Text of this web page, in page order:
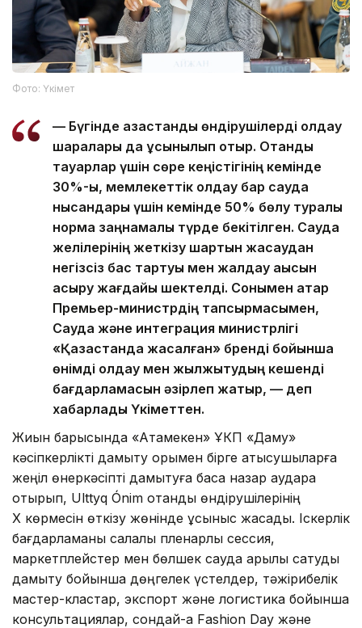
Фото: Үкімет
— Бүгінде қазақстандық өндірушілерді қолдау
шаралары да ұсынылып отыр. Отандық
тауарлар үшін сөре кеңістігінің кемінде
30%-ы, мемлекеттік қолдау бар сауда
нысандары үшін кемінде 50% бөлу туралы
норма заңнамалық түрде бекітілген. Сауда
желілерінің жеткізу шартын жасаудан
негізсіз бас тартуы мен жалдау ақысын
асыру жағдайы шектелді. Сонымен қатар
Премьер-министрдің тапсырмасымен,
Сауда және интеграция министрлігі
«Қазақстанда жасалған» бренді бойынша
өнімді қолдау мен жылжытудың кешенді
бағдарламасын әзірлеп жатыр, — деп
хабарлады Үкіметтен.
Жиын барысында «Атамекен» ҰКП «Даму»
кәсіпкерлікті дамыту қорымен бірге қатысушыларға
жеңіл өнеркәсіпті дамытуға баса назар аудара
отырып, Ulttyq Ónim отандық өндірушілерінің
X көрмесін өткізу жөнінде ұсыныс жасады. Іскерлік
бағдарламаны салалық пленарлық сессия,
маркетплейстер мен бөлшек сауда арқылы сатуды
дамыту бойынша дөңгелек үстелдер, тәжірибелік
мастер-кластар, экспорт және логистика бойынша
консультациялар, сондай-ақ Fashion Day және